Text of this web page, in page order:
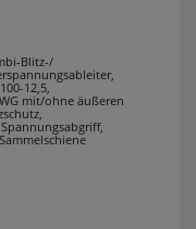
Blitz-/
12,5,
mit/ohne äußeren